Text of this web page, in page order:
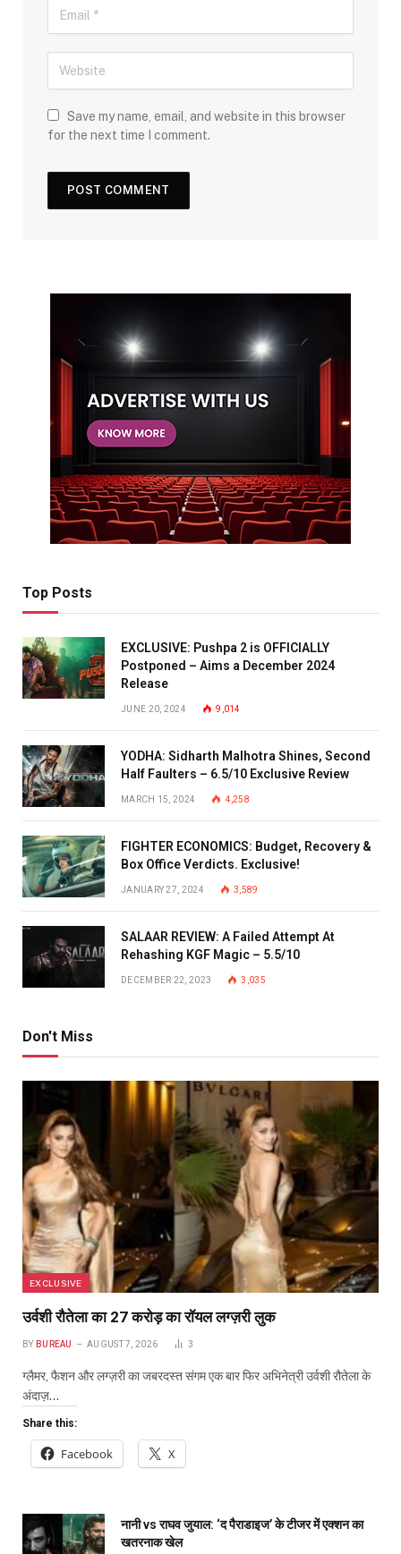
Save my name, email, and website in this browser
for the next time I comment.
Top Posts
EXCLUSIVE: Pushpa 2 is OFFICIALLY
Postponed – Aims a December 2024
Release
JUNE 20, 2024 9,014
YODHA: Sidharth Malhotra Shines, Second
Half Faulters – 6.5/10 Exclusive Review
MARCH 15, 2024 4,258
FIGHTER ECONOMICS: Budget, Recovery &
Box Office Verdicts. Exclusive!
JANUARY 27, 2024 3,589
SALAAR REVIEW: A Failed Attempt At
Rehashing KGF Magic – 5.5/10
DECEMBER 22, 2023 3,035
Don't Miss
EXCLUSIVE
उर्वशी रौतेला का ₹27 करोड़ का रॉयल लग्ज़री लुक
BY BUREAU AUGUST 7, 2026 3
ग्लैमर, फैशन और लग्ज़री का जबरदस्त संगम एक बार फिर अभिनेत्री उर्वशी रौतेला के
अंदाज़…
Share this:
Facebook X
नानी vs राघव जुयाल: ‘द पैराडाइज’ के टीजर में एक्शन का
खतरनाक खेल